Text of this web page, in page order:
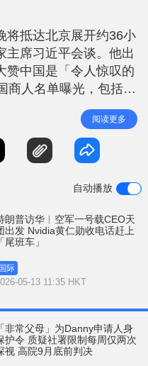
n
n
c
将抵达北京展开约36小
主席习近平会谈。他出
赞中国是「令人惊叹的
商人名单曝光，包括曾
裁马斯克，另有苹果、
辉达（Nvidia）行政总
新消息指，黄仁勋在阿
华。据悉，空军一号停
阅读更多
自动播放
朗普访华︱空军一号载CEO天
Nvidia黄仁勋收电话赶上
「尾班车」
国际
05-13 11:35 HKT
「非常父母」为Danny申请人身
护令 质疑社署限制每周仅两次
视 高院9月底前判决